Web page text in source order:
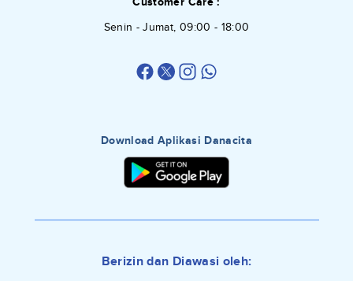
Senin - Jumat, 09:00 - 18:00
Download Aplikasi Danacita
Berizin dan Diawasi oleh: